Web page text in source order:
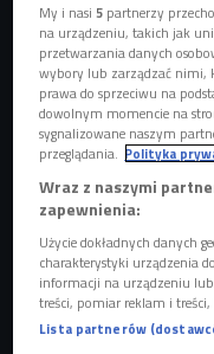
Zespół Sonbird Foto: Bartosz
Sonbird to czterech
zaangażowaniem
Debiutancki album
zapis dotychczasowej
jest krótka, jest także
polega na zgrabnych,
My i nasi5 partnerzy
na urządzeniu, takich jak
przetwarzania danych
wybory lub zarządzać nimi,
prawa do sprzeciwu na
dowolnym momencie na
sygnalizowane naszym
przeglądania. Polityka
Wraz z naszymi
zapewnienia:
Użycie dokładnych danych
charakterystyki urządzenia
informacji na urządzeniu
treści, pomiar reklam i treści,
Lista partnerów